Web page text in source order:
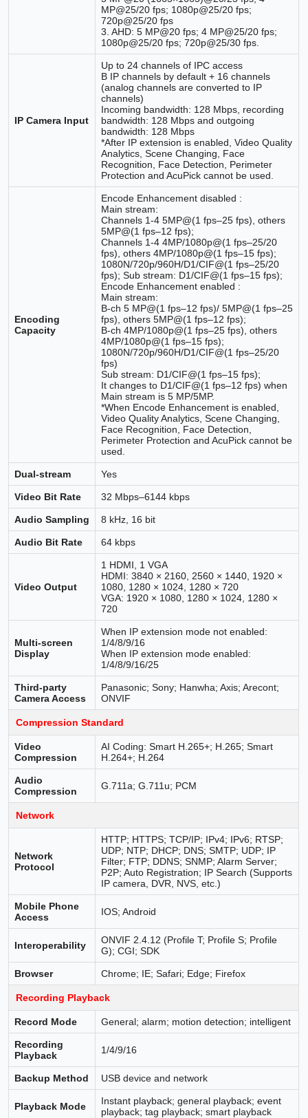
MP@25/20 fps; 1080p@25/20 fps;
720p@25/20 fps
3. AHD: 5 MP@20 fps; 4 MP@25/20 fps;
1080p@25/20 fps; 720p@25/30 fps.
IP Camera Input
Up to 24 channels of IPC access
B IP channels by default + 16 channels
(analog channels are converted to IP
channels)
Incoming bandwidth: 128 Mbps, recording
bandwidth: 128 Mbps and outgoing
bandwidth: 128 Mbps
*After IP extension is enabled, Video Quality
Analytics, Scene Changing, Face
Recognition, Face Detection, Perimeter
Protection and AcuPick cannot be used.
Encoding
Capacity
Encode Enhancement disabled :
Main stream:
Channels 1-4 5MP@(1 fps–25 fps), others
5MP@(1 fps–12 fps);
Channels 1-4 4MP/1080p@(1 fps–25/20
fps), others 4MP/1080p@(1 fps–15 fps);
1080N/720p/960H/D1/CIF@(1 fps–25/20
fps); Sub stream: D1/CIF@(1 fps–15 fps);
Encode Enhancement enabled :
Main stream:
B-ch 5 MP@(1 fps–12 fps)/ 5MP@(1 fps–25
fps), others 5MP@(1 fps–12 fps);
B-ch 4MP/1080p@(1 fps–25 fps), others
4MP/1080p@(1 fps–15 fps);
1080N/720p/960H/D1/CIF@(1 fps–25/20
fps)
Sub stream: D1/CIF@(1 fps–15 fps);
It changes to D1/CIF@(1 fps–12 fps) when
Main stream is 5 MP/5MP.
*When Encode Enhancement is enabled,
Video Quality Analytics, Scene Changing,
Face Recognition, Face Detection,
Perimeter Protection and AcuPick cannot be
used.
Dual-stream Yes
Video Bit Rate 32 Mbps–6144 kbps
Audio Sampling 8 kHz, 16 bit
Audio Bit Rate 64 kbps
Video Output
1 HDMI, 1 VGA
HDMI: 3840 × 2160, 2560 × 1440, 1920 ×
1080, 1280 × 1024, 1280 × 720
VGA: 1920 × 1080, 1280 × 1024, 1280 ×
720
Multi-screen
Display
When IP extension mode not enabled:
1/4/8/9/16
When IP extension mode enabled:
1/4/8/9/16/25
Third-party
Camera Access
Panasonic; Sony; Hanwha; Axis; Arecont;
ONVIF
Compression Standard
Video
Compression
AI Coding: Smart H.265+; H.265; Smart
H.264+; H.264
Audio
Compression
G.711a; G.711u; PCM
Network
Network
Protocol
HTTP; HTTPS; TCP/IP; IPv4; IPv6; RTSP;
UDP; NTP; DHCP; DNS; SMTP; UDP; IP
Filter; FTP; DDNS; SNMP; Alarm Server;
P2P; Auto Registration; IP Search (Supports
IP camera, DVR, NVS, etc.)
Mobile Phone
Access
IOS; Android
Interoperability
ONVIF 2.4.12 (Profile T; Profile S; Profile
G); CGI; SDK
Browser Chrome; IE; Safari; Edge; Firefox
Recording Playback
Record Mode General; alarm; motion detection; intelligent
Recording
Playback
1/4/9/16
Backup Method USB device and network
Playback Mode
Instant playback; general playback; event
playback; tag playback; smart playback